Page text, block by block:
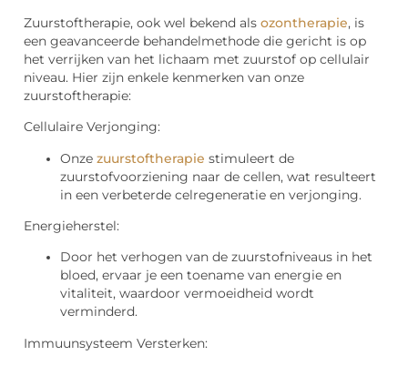
Zuurstoftherapie, ook wel bekend als ozontherapie, is
een geavanceerde behandelmethode die gericht is op
het verrijken van het lichaam met zuurstof op cellulair
niveau. Hier zijn enkele kenmerken van onze
zuurstoftherapie:
Cellulaire Verjonging:
Onze zuurstoftherapie stimuleert de
zuurstofvoorziening naar de cellen, wat resulteert
in een verbeterde celregeneratie en verjonging.
Energieherstel:
Door het verhogen van de zuurstofniveaus in het
bloed, ervaar je een toename van energie en
vitaliteit, waardoor vermoeidheid wordt
verminderd.
Immuunsysteem Versterken: